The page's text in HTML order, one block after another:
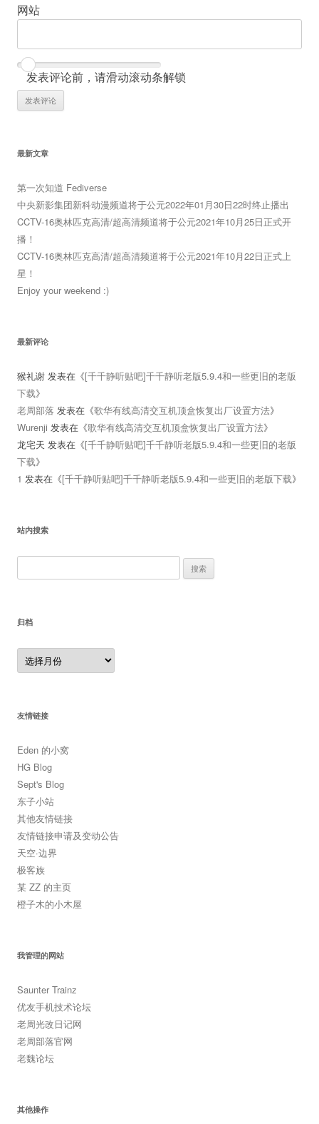
网站
发表评论前，请滑动滚动条解锁
最新文章
第一次知道 Fediverse
中央新影集团新科动漫频道将于公元2022年01月30日22时终止播出
CCTV-16奥林匹克高清/超高清频道将于公元2021年10月25日正式开
播！
CCTV-16奥林匹克高清/超高清频道将于公元2021年10月22日正式上
星！
Enjoy your weekend :)
最新评论
猴礼谢 发表在《[千千静听贴吧]千千静听老版5.9.4和一些更旧的老版
下载》
老周部落 发表在《歌华有线高清交互机顶盒恢复出厂设置方法》
Wurenji 发表在《歌华有线高清交互机顶盒恢复出厂设置方法》
龙宅天 发表在《[千千静听贴吧]千千静听老版5.9.4和一些更旧的老版
下载》
1 发表在《[千千静听贴吧]千千静听老版5.9.4和一些更旧的老版下载》
站内搜索
索：
归档
归
档
友情链接
Eden 的小窝
HG Blog
Sept's Blog
东子小站
其他友情链接
友情链接申请及变动公告
天空·边界
极客族
某 ZZ 的主页
橙子木的小木屋
我管理的网站
Saunter Trainz
优友手机技术论坛
老周光改日记网
老周部落官网
老魏论坛
其他操作